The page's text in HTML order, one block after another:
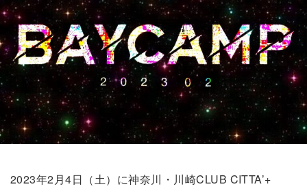
2023年2月4日（土）に神奈川・川崎CLUB CITTA’+